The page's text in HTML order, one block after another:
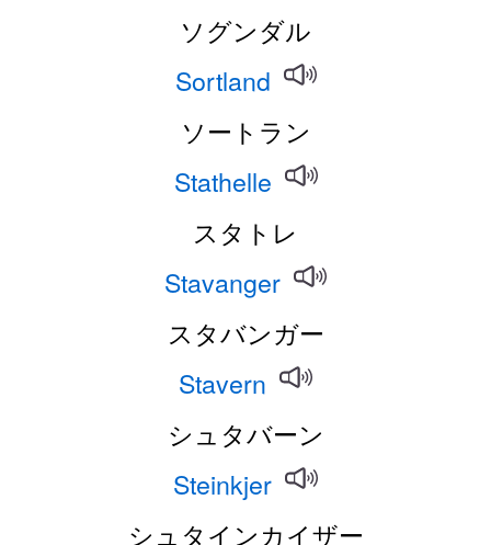
ソグンダル
Sortland
ソートラン
Stathelle
スタトレ
Stavanger
スタバンガー
Stavern
シュタバーン
Steinkjer
シュタインカイザー